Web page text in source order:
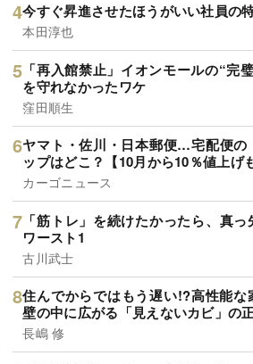
今すぐ昇進させたほうがいい社員の
本田淳也
「再入館禁止」イオンモールの“完
を守れなかったワケ
窪田順生
ヤマト・佐川・日本郵便…宅配便の
ップはどこ？【10月から10％値上げ
カーゴニュース
「筋トレ」を続けたかったら、真
ワースト1
古川武士
住んでからではもう遅い!?高性能
壁の中に広がる「見えないカビ」の
長嶋 修